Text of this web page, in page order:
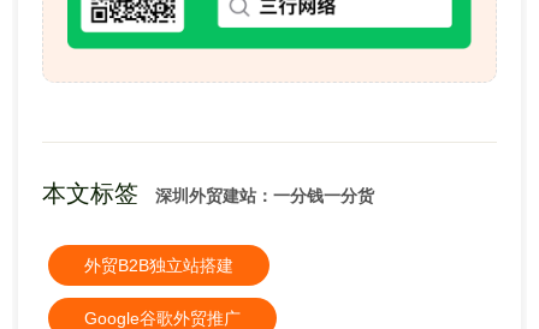
本文标签 深圳外贸建站：一分钱一分货
外贸B2B独立站搭建
Google谷歌外贸推广